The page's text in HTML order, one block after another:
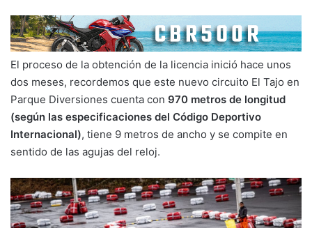
El proceso de la obtención de la licencia inició hace unos
dos meses, recordemos que este nuevo circuito El Tajo en
Parque Diversiones cuenta con 970 metros de longitud
(según las especificaciones del Código Deportivo
Internacional), tiene 9 metros de ancho y se compite en
sentido de las agujas del reloj.